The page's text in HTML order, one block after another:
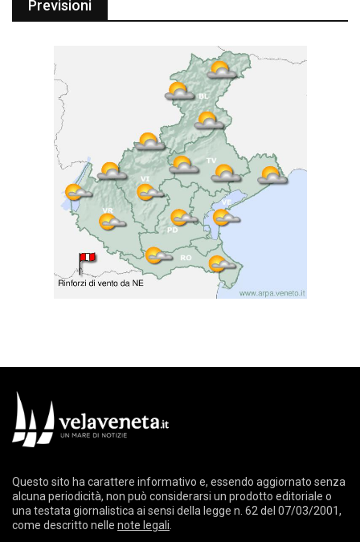
Previsioni
Questo sito ha carattere informativo e, essendo aggiornato senza
alcuna periodicità, non può considerarsi un prodotto editoriale o
una testata giornalistica ai sensi della legge n. 62 del 07/03/2001,
come descritto nelle note legali